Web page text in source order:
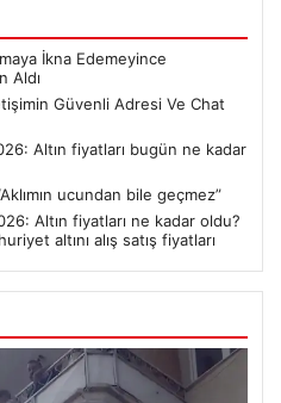
İkna Edemeyince
Aldı
Güvenli Adresi Ve Chat
Altın fiyatları bugün ne kadar
ucundan bile geçmez”
Altın fiyatları ne kadar oldu?
altını alış satış fiyatları